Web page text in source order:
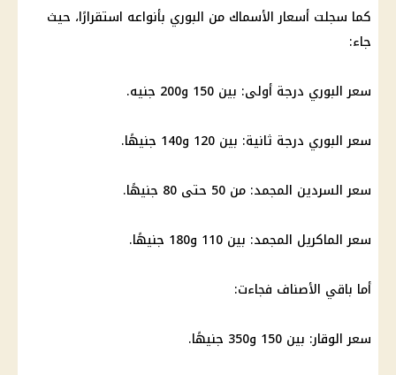
كما سجلت أسعار الأسماك من البوري بأنواعه استقرارًا، حيث
جاء:
سعر البوري درجة أولى: بين 150 و200 جنيه.
سعر البوري درجة ثانية: بين 120 و140 جنيهًا.
سعر السردين المجمد: من 50 حتى 80 جنيهًا.
سعر الماكريل المجمد: بين 110 و180 جنيهًا.
أما باقي الأصناف فجاءت:
سعر الوقار: بين 150 و350 جنيهًا.